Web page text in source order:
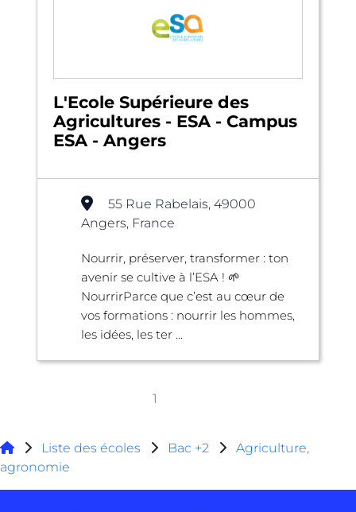
L'Ecole Supérieure des
Agricultures - ESA - Campus
ESA - Angers
55 Rue Rabelais, 49000
Angers, France
Nourrir, préserver, transformer : ton
avenir se cultive à l’ESA ! 🌱
NourrirParce que c’est au cœur de
vos formations : nourrir les hommes,
les idées, les ter ...
1
Liste des écoles Bac +2
Agriculture,
agronomie